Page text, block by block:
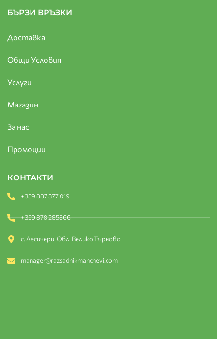
БЪРЗИ ВРЪЗКИ
Доставка
Общи Условия
Услуги
Магазин
За нас
Промоции
КОНТАКТИ
+359 887 377 019
+359 878 285866
с. Лесичери, Обл. Велико Търново
manager@razsadnikmanchevi.com